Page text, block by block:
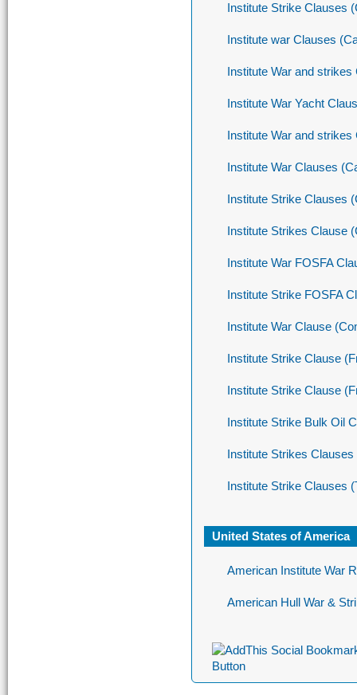
Institute Strike Clauses
Institute war Clauses
Institute War and
Institute War Yacht
Institute War and
Institute War Clauses
Institute Strike Clauses
Institute Strikes Clause
Institute War FOSFA
Institute Strike FOSFA
Institute War Clause
Institute Strike Clause
Institute Strike Clause
Institute Strike Bulk Oil
Institute Strikes
Institute Strike Clauses
United States of America
American Institute War
American Hull War &